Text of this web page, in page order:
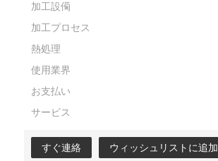
加工設僃
加工プロセス
熱処理
使用業界
お支払い
サービス
すぐ連絡 ウィッシュリストに追加